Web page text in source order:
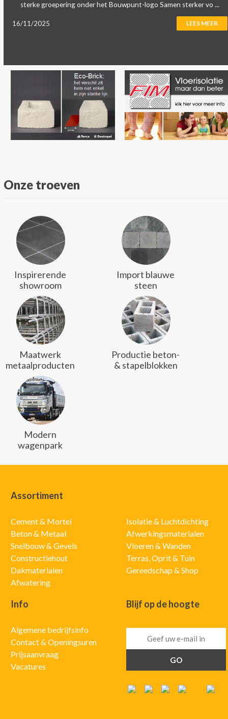
sterke groepering onder het Bouwpunt-logo Samen sterker vo ...
16/11/2025 LEES MEER
Onze troeven
Inspirerende
showroom
Import blauwe
steen
Maatwerk
metaalproducten
Productie beton-
& stapelblokken
Modern
wagenpark
Assortiment
Cement & Mortel
Beton & Metaal
Snelbouw & Gevels
Constructiehout
Dakmaterialen
Afwatering
Isolatie & Luchtdichting
Afwerkingsmaterialen
Vloeren & Wanden
Terras, Oprit & Tuin
Gereedschap & Shop
Info
Algemene bedrijfsinfo
Contact & Openingsuren
Prijsaanvraag
Vacatures
Blijf op de hoogte